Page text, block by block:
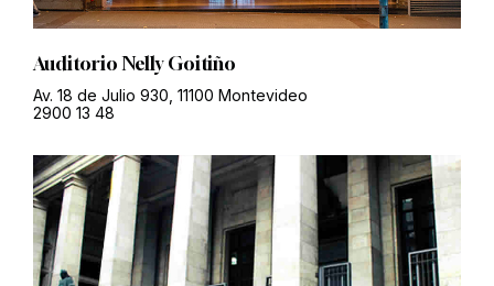
Auditorio Nelly Goitiño
Av. 18 de Julio 930, 11100 Montevideo
2900 13 48